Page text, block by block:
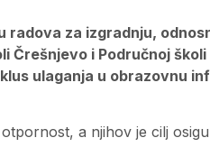
radova za izgradnju,
Črešnjevo i Područnoj
ulaganja u obrazovnu
a njihov je cilj